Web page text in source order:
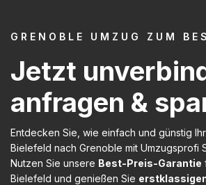
GRENOBLE UMZUG ZUM
Jetzt
anfragen &
Entdecken Sie, wie einfach und günstig
Bielefeld nach Grenoble mit Umzugsprofi
Nutzen Sie unsere Best-Preis-Garantie
Bielefeld und genießen Sie